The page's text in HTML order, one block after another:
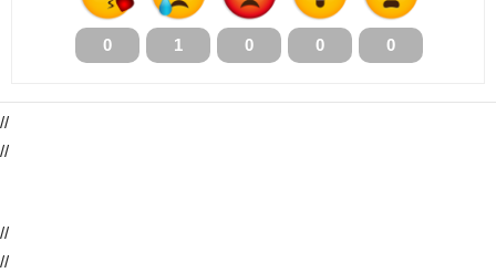
0 1 0 0 0
//
//
//
//